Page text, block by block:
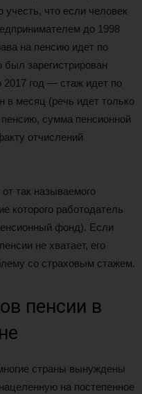
что если человек
до 1998
на пенсию идет по
был зарегистрирован
2017 год — стаж идет по
в месяц (речь идет только
сумма пенсионной
отчислений
так называемого
которого работодатель
фонд). Если
не хватает, его
со страховым стажем.
пенсии в
страны вынуждены
на постепенное